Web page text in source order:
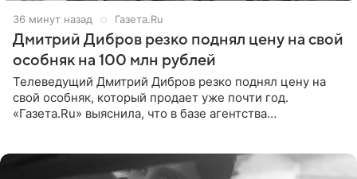
36 минут назад Газета.Ru
Дмитрий Дибров резко поднял цену на свой
особняк на 100 млн рублей
Телеведущий Дмитрий Дибров резко поднял цену на
свой особняк, который продает уже почти год.
«Газета.Ru» выяснила, что в базе агентства